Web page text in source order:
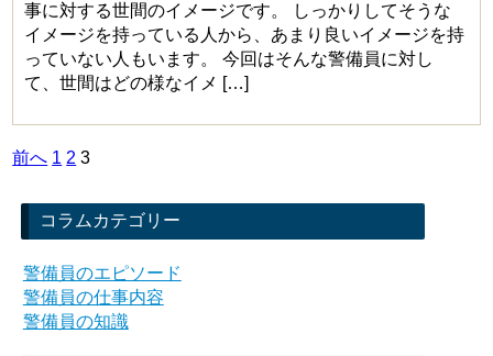
事に対する世間のイメージです。 しっかりしてそうな
イメージを持っている人から、あまり良いイメージを持
っていない人もいます。 今回はそんな警備員に対し
て、世間はどの様なイメ […]
投
稿
の
ペ
ー
ジ
前へ 1 2 3
コラムカテゴリー
警備員のエピソード
警備員の仕事内容
警備員の知識